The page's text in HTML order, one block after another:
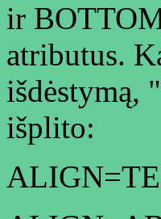
ir
atributus.
išdėstymą,
išplito: